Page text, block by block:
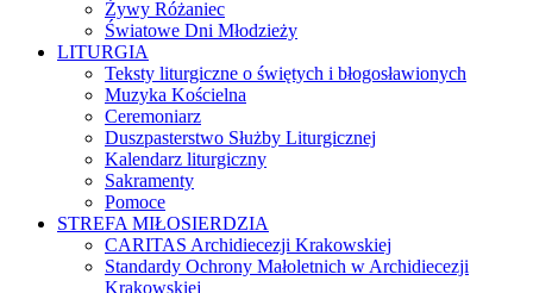
Żywy Różaniec
Światowe Dni Młodzieży
LITURGIA
Teksty liturgiczne o świętych i błogosławionych
Muzyka Kościelna
Ceremoniarz
Duszpasterstwo Służby Liturgicznej
Kalendarz liturgiczny
Sakramenty
Pomoce
STREFA MIŁOSIERDZIA
CARITAS Archidiecezji Krakowskiej
Standardy Ochrony Małoletnich w Archidiecezji
Krakowskiej